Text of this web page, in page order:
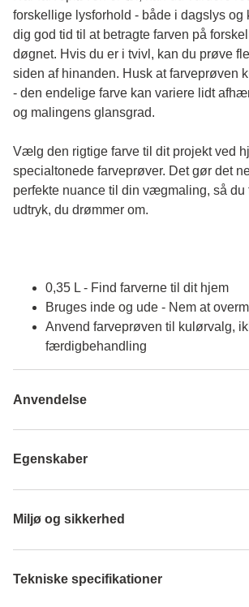
forskellige lysforhold - både i dagslys og
dig god tid til at betragte farven på
døgnet. Hvis du er i tvivl, kan du prøve
siden af hinanden. Husk at farveprøven
- den endelige farve kan variere lidt
og malingens glansgrad.
Vælg den rigtige farve til dit projekt ved
specialtonede farveprøver. Det gør det
perfekte nuance til din vægmaling, så
udtryk, du drømmer om.
0,35 L - Find farverne til dit hjem
Bruges inde og ude - Nem at
Anvend farveprøven til kulørvalg,
færdigbehandling
Anvendelse
Egenskaber
Miljø og sikkerhed
Tekniske specifikationer